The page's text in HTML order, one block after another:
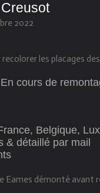
2022
En cours de
Belgique,
& détaillé par mail
s